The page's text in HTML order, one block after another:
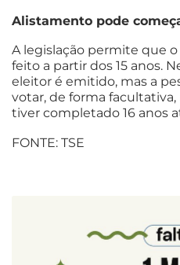
Alistamento pode
A legislação permite que
feito a partir dos 15 anos.
eleitor é emitido, mas a
votar, de forma
tiver completado 16 anos
FONTE: TSE